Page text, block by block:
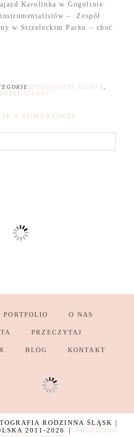
Karolinka w Gogolinie
– Zespół
w Strzeleckim Parku – choć
FOTOGRAFIA ŚLUBNA ,
ŚLUBNY
0 KOMENTARZE
PORTFOLIO O NAS
PRZECZYTAJ
BLOG KONTAKT
RODZINNA ŚLĄSK |
2011-2026
|
PROPHOTO